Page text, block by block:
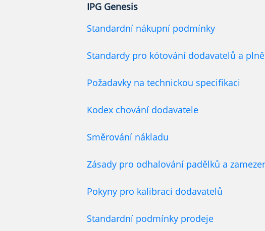
IPG Genesis
Standardní nákupní podmínky
Standardy pro kótování dodavatelů a
Požadavky na technickou specifikaci
Kodex chování dodavatele
Směrování nákladu
Zásady pro odhalování padělků a
Pokyny pro kalibraci dodavatelů
Standardní podmínky prodeje